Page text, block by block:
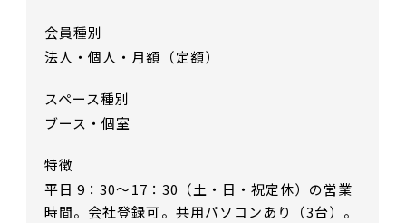
会員種別
法人・個人・月額（定額）
スペース種別
ブース・個室
特徴
平日 9：30～17：30（土・日・祝定休）の営業
時間。会社登録可。共用パソコンあり（3台）。